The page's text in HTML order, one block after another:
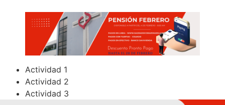
Actividad 1
Actividad 2
Actividad 3